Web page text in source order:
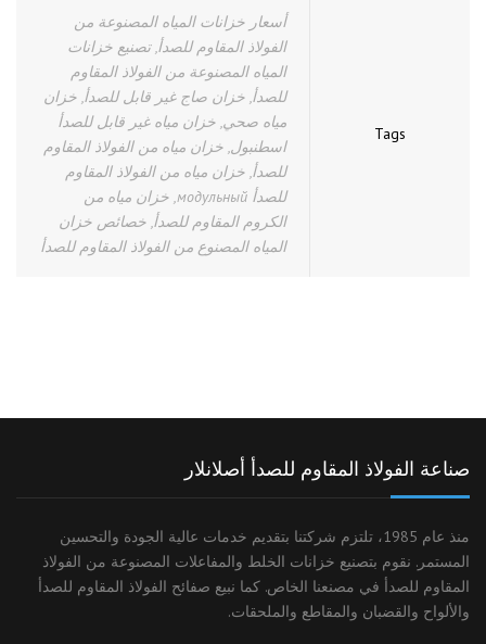
Tags
أسعار خزانات المياه المصنوعة من
الفولاذ المقاوم للصدأ,تصنيع خزانات
المياه المصنوعة من الفولاذ المقاوم
للصدأ, خزان صاج غير قابل للصدأ, خزان
مياه صحي, خزان مياه غير قابل للصدأ
اسطنبول, خزان مياه من الفولاذ المقاوم
للصدأ, خزان مياه من الفولاذ المقاوم
للصدأ модульный
, خزان مياه من
الكروم المقاوم للصدأ, خصائص خزان
المياه المصنوع من الفولاذ المقاوم للصدأ
صناعة الفولاذ المقاوم للصدأ أصلانلار
منذ عام 1985، تلتزم شركتنا بتقديم خدمات عالية الجودة والتحسين
المستمر. نقوم بتصنيع خزانات الخلط والمفاعلات المصنوعة من الفولاذ
المقاوم للصدأ في مصنعنا الخاص. كما نبيع صفائح الفولاذ المقاوم للصدأ
والألواح والقضبان والمقاطع والملحقات.